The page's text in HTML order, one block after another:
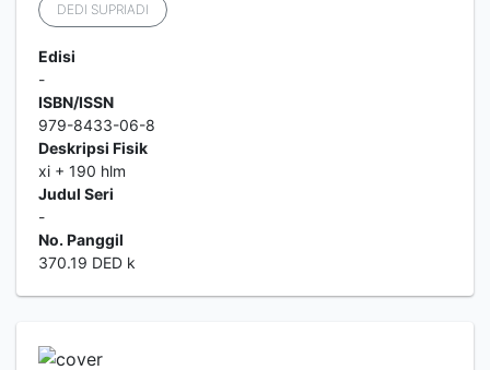
DEDI SUPRIADI
Edisi
-
ISBN/ISSN
979-8433-06-8
Deskripsi Fisik
xi + 190 hlm
Judul Seri
-
No. Panggil
370.19 DED k